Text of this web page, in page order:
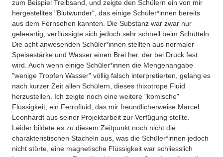
zum Beispiel Treibsand, und zeigte den Schülern ein von mir
hergestelltes "Blutwunder", das einige Schüler*innen bereits
aus dem Fernsehen kannten. Die Substanz war zwar nur
geleeartig, verflüssigte sich jedoch sehr schnell beim Schütteln.
Die acht anwesenden Schüler*innen stellten aus normaler
Speisestärke und Wasser einen Brei her, der bei Druck fest
wird. Auch wenn einige Schüler*innen die Mengenangabe
"wenige Tropfen Wasser" völlig falsch interpretierten, gelang es
nach kurzer Zeit allen Schülern, dieses thixotrope Fluid
herzustellen. Ich zeigte noch eine weitere "komische"
Flüssigkeit, ein Ferrofluid, das mir freundlicherweise Marcel
Leonhardt aus seiner Projektarbeit zur Verfügung stellte.
Leider bildete es zu diesem Zeitpunkt noch nicht die
charakteristischen Stacheln aus, was die Schüler*innen jedoch
nicht störte, eine magnetische Flüssigkeit war schliesslich